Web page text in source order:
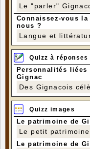
Le "parler"
Connaissez-vous
nous ?
Langue et
Quizz à
Personnalités
Gignac
Des Gignacois
Quizz images
Le patrimoine de
Le petit patrimoine
Le patrimoine de